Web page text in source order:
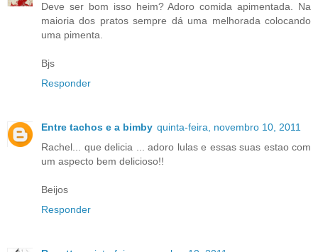
Deve ser bom isso heim? Adoro comida apimentada. Na
maioria dos pratos sempre dá uma melhorada colocando
uma pimenta.
Bjs
Responder
Entre tachos e a bimby quinta-feira, novembro 10, 2011
Rachel... que delicia ... adoro lulas e essas suas estao com
um aspecto bem delicioso!!
Beijos
Responder